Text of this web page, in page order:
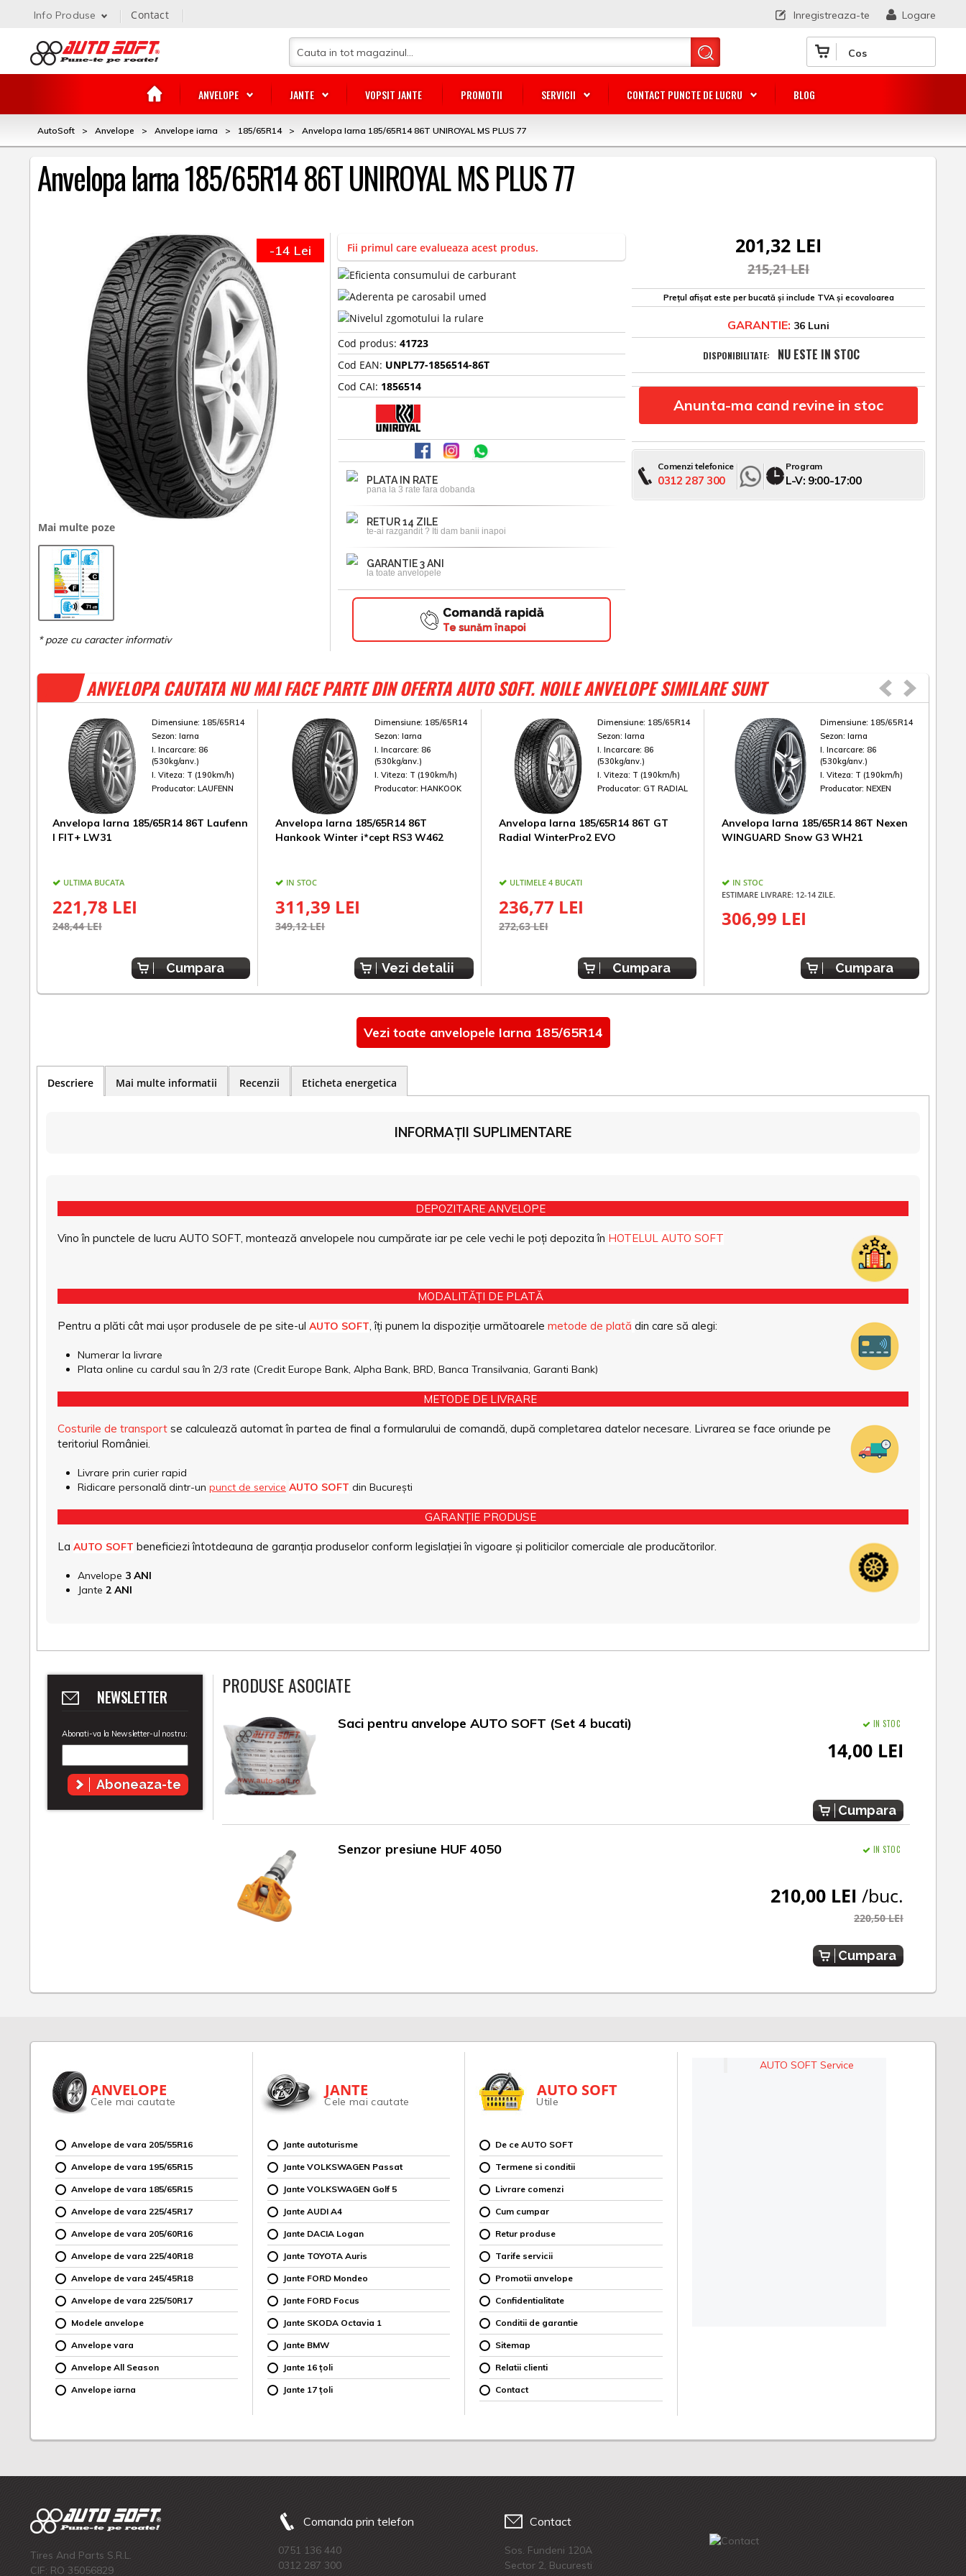
Cos
ANVELOPE JANTE VOPSIT JANTE PROMOTII SERVICII CONTACT PUNCTE DE LUCRU BLOG
Logare
Inregistreaza-te
Info Produse Contact
AutoSoft > Anvelope > Anvelope iarna > 185/65R14 > Anvelopa Iarna 185/65R14 86T UNIROYAL MS PLUS 77
Anvelopa Iarna 185/65R14 86T UNIROYAL MS PLUS 77
Mai multe poze
-14 Lei Fii primul care evalueaza acest produs.
Cod produs:41723
Cod EAN: UNPL77-1856514-86T
Cod CAI: 1856514
PLATA IN RATE
pana la 3 rate fara dobanda
RETUR 14 ZILE
te-ai razgandit ? Iti dam banii inapoi
GARANTIE 3 ANI
la toate anvelopele
Comandă rapidă
Te sunăm înapoi
201,32 LEI
215,21 LEI
Prețul afișat este per bucată și include TVA și ecovaloarea
GARANTIE: 36 Luni
DISPONIBILITATE: NU ESTE IN STOC
Anunta-ma cand revine in stoc
Comenzi telefonice
0312 287 300
Program
L-V: 9:00-17:00
ANVELOPA CAUTATA NU MAI FACE PARTE DIN OFERTA AUTO SOFT. NOILE ANVELOPE SIMILARE SUNT
Dimensiune: 185/65R14
Sezon: Iarna
I. Incarcare: 86
(530kg/anv.)
I. Viteza: T (190km/h)
Producator: LAUFENN
Anvelopa Iarna 185/65R14 86T Laufenn
I FIT+ LW31
ULTIMA BUCATA
221,78 LEI
248,44 LEI
Cumpara
Dimensiune: 185/65R14
Sezon: Iarna
I. Incarcare: 86
(530kg/anv.)
I. Viteza: T (190km/h)
Producator: HANKOOK
Anvelopa Iarna 185/65R14 86T
Hankook Winter i*cept RS3 W462
IN STOC
311,39 LEI
349,12 LEI
Vezi detalii
Dimensiune: 185/65R14
Sezon:Iarna
I. Incarcare: 86
(530kg/anv.)
I. Viteza: T (190km/h)
Producator:GT RADIAL
Anvelopa Iarna 185/65R14 86T GT
Radial WinterPro2 EVO
ULTIMELE 4 BUCATI
236,77 LEI
272,63 LEI
Cumpara
Dimensiune: 185/65R14
Sezon:Iarna
I. Incarcare: 86
(530kg/anv.)
I. Viteza: T (190km/h)
Producator:NEXEN
Anvelopa Iarna 185/65R14 86T Nexen
WINGUARD Snow G3 WH21
IN STOC
ESTIMARE LIVRARE: 12-14 ZILE.
306,99 LEI
Cumpara
Vezi toate anvelopele Iarna 185/65R14
Descriere Mai multe informatii Recenzii Eticheta energetica
INFORMAȚII SUPLIMENTARE
DEPOZITARE ANVELOPE
Vino în punctele de lucru AUTO SOFT, montează anvelopele nou cumpărate iar pe cele vechi le poți depozita în HOTELUL AUTO SOFT
MODALITĂȚI DE PLATĂ
Pentru a plăti cât mai ușor produsele de pe site-ul AUTO SOFT, îți punem la dispoziție următoarele metode de plată din care să alegi:
Numerar la livrare
Plata online cu cardul sau în 2/3 rate (Credit Europe Bank, Alpha Bank, BRD, Banca Transilvania, Garanti Bank)
METODE DE LIVRARE
Costurile de transport se calculează automat în partea de final a formularului de comandă, după completarea datelor necesare. Livrarea se face oriunde pe
teritoriul României.
Livrare prin curier rapid
Ridicare personală dintr-un punct de service AUTO SOFT din București
GARANȚIE PRODUSE
La AUTO SOFT beneficiezi întotdeauna de garanția produselor conform legislației în vigoare și politicilor comerciale ale producătorilor.
Anvelope 3 ANI
Jante 2 ANI
NEWSLETTER
Abonati-va la Newsletter-ul nostru:
Aboneaza-te
PRODUSE ASOCIATE
Saci pentru anvelope AUTO SOFT (Set 4 bucati) IN STOC
14,00 LEI
Cumpara
Senzor presiune HUF 4050 IN STOC
210,00 LEI /buc.
220,50 LEI
Cumpara
ANVELOPE
Cele mai cautate
Anvelope de vara 205/55R16
Anvelope de vara 195/65R15
Anvelope de vara 185/65R15
Anvelope de vara 225/45R17
Anvelope de vara 205/60R16
Anvelope de vara 225/40R18
Anvelope de vara 245/45R18
Anvelope de vara 225/50R17
Modele anvelope
Anvelope vara
Anvelope All Season
Anvelope iarna
JANTE
Cele mai cautate
Jante autoturisme
Jante VOLKSWAGEN Passat
Jante VOLKSWAGEN Golf 5
Jante AUDI A4
Jante DACIA Logan
Jante TOYOTA Auris
Jante FORD Mondeo
Jante FORD Focus
Jante SKODA Octavia 1
Jante BMW
Jante 16 țoli
Jante 17 țoli
AUTO SOFT
Utile
De ce AUTO SOFT
Termene si conditii
Livrare comenzi
Cum cumpar
Retur produse
Tarife servicii
Promotii anvelope
Confidentialitate
Conditii de garantie
Sitemap
Relatii clienti
Contact
AUTO SOFT Service
Tires And Parts S.R.L.
CIF: RO 35056829
Comanda prin telefon
0751 136 440
0312 287 300
Contact
Sos. Fundeni 120A
Sector 2, Bucuresti